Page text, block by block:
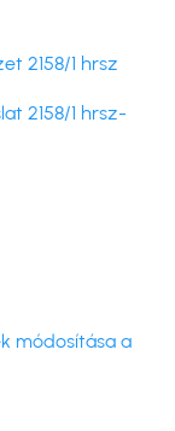
2158/1 hrsz
2158/1 hrsz-
módosítása a